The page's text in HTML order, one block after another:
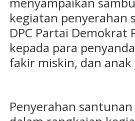
kegiatan penyerahan
DPC Partai Demokrat
kepada para
fakir miskin, dan
Penyerahan